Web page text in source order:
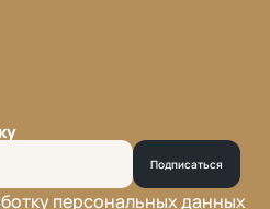
Подписаться
персональных данных